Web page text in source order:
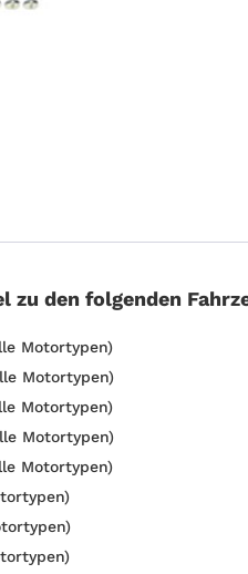
den folgenden
Motortypen)
Motortypen)
Motortypen)
Motortypen)
Motortypen)